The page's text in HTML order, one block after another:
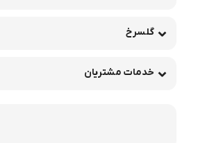
گلسرخ
خدمات مشتریان